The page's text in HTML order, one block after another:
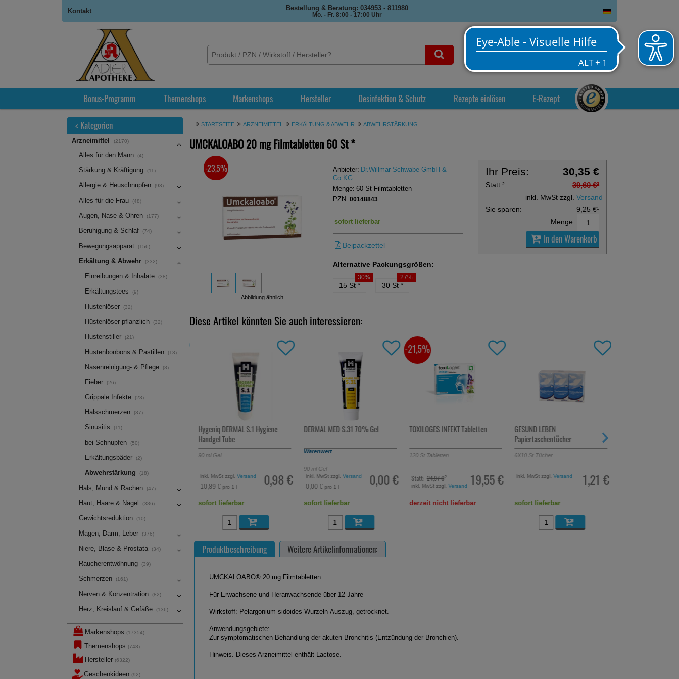
0
Warenkorb
Kontakt Bestellung & Beratung: 034953 - 811980
Mo. - Fr. 8:00 - 17:00 Uhr
Bonus-Programm Themenshops Markenshops Hersteller Desinfektion & Schutz Rezepte einlösen E-Rezept
STARTSEITE ARZNEIMITTEL ERKÄLTUNG & ABWEHR ABWEHRSTÄRKUNG
UMCKALOABO 20 mg Filmtabletten60 St*
Abbildung ähnlich
SIE SPAREN
-23,5% Anbieter: Dr.Willmar Schwabe GmbH &
Co.KG
Menge: 60 St Filmtabletten
PZN: 00148843
sofort lieferbar
Beipackzettel
Alternative Packungsgrößen:
15 St*
30%
30 St *
27%
Ihr Preis: 30,35 €
Statt:² 39,60 €²
inkl. MwSt zzgl.Versand
Sie sparen:
9,25 €¹
Menge:
In den Warenkorb
Diese Artikel könnten Sie auch interessieren:
IBU-1A Pharma Grippal 200
mg/30 mg Filmtabletten
20St Filmtabletten
inkl. MwSt zzgl.Versand
-62%
sofort lieferbar
Hygeniq DERMAL S.1 Hygiene
Handgel Tube
90 ml Gel
0,98 €
inkl. MwSt zzgl.Versand
10,89 € pro 1 l
sofort lieferbar
DERMAL MED S.31 70% Gel
Warenwert
90 ml Gel
0,00 €
inkl. MwSt zzgl.Versand
0,00 € pro 1 l
sofort lieferbar
TOXILOGES INFEKT Tabletten
120St Tabletten
19,55 €
Statt: 24,97 €²
inkl. MwSt zzgl. Versand
-21,5%
derzeit nicht lieferbar
GESUND LEBEN
Papiertaschentücher
6X10 St Tücher
1,21 €
inkl. MwSt zzgl.Versand
sofort lieferbar
Produktbeschreibung Weitere Artikelinformationen:
UMCKALOABO® 20 mg Filmtabletten
Für Erwachsene und Heranwachsende über 12 Jahre
Wirkstoff: Pelargonium-sidoides-Wurzeln-Auszug, getrocknet.
Anwendungsgebiete:
Zur symptomatischen Behandlung der akuten Bronchitis (Entzündung der Bronchien).
Hinweis. Dieses Arzneimittel enthält Lactose.
< Kategorien
Arzneimittel (2170)
Alles für den Mann (4)
Stärkung & Kräftigung (11)
Allergie & Heuschnupfen (93)
Alles für die Frau (48)
Augen, Nase & Ohren (177)
Beruhigung & Schlaf (74)
Bewegungsapparat (156)
Erkältung & Abwehr (332)
Einreibungen & Inhalate (38)
Erkältungstees (9)
Hustenlöser (32)
Hüstenlöser pflanzlich (32)
Hustenstiller (21)
Hustenbonbons & Pastillen (13)
Nasenreinigung- & Pflege (8)
Fieber (26)
Grippale Infekte (23)
Halsschmerzen (37)
Sinusitis (11)
bei Schnupfen (50)
Erkältungsbäder (2)
Abwehrstärkung (18)
Hals, Mund & Rachen (47)
Haut, Haare & Nägel (386)
Gewichtsreduktion (10)
Magen, Darm, Leber (376)
Niere, Blase & Prostata (34)
Raucherentwöhnung (39)
Schmerzen (161)
Nerven & Konzentration (82)
Herz, Kreislauf & Gefäße (136)
Markenshops (17354)
Themenshops (748)
Hersteller (6322)
Geschenkideen (92)